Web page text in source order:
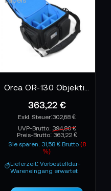
363,22 €
302,68 €
UVP-Brutto: 394,80 €
Preis-Brutto: 363,22 €
Sie sparen: 31,58 € Brutto (8
%)
Lieferzeit: Vorbestelldar-
Wareneingang erwartet